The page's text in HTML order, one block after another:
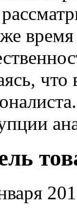
время
что